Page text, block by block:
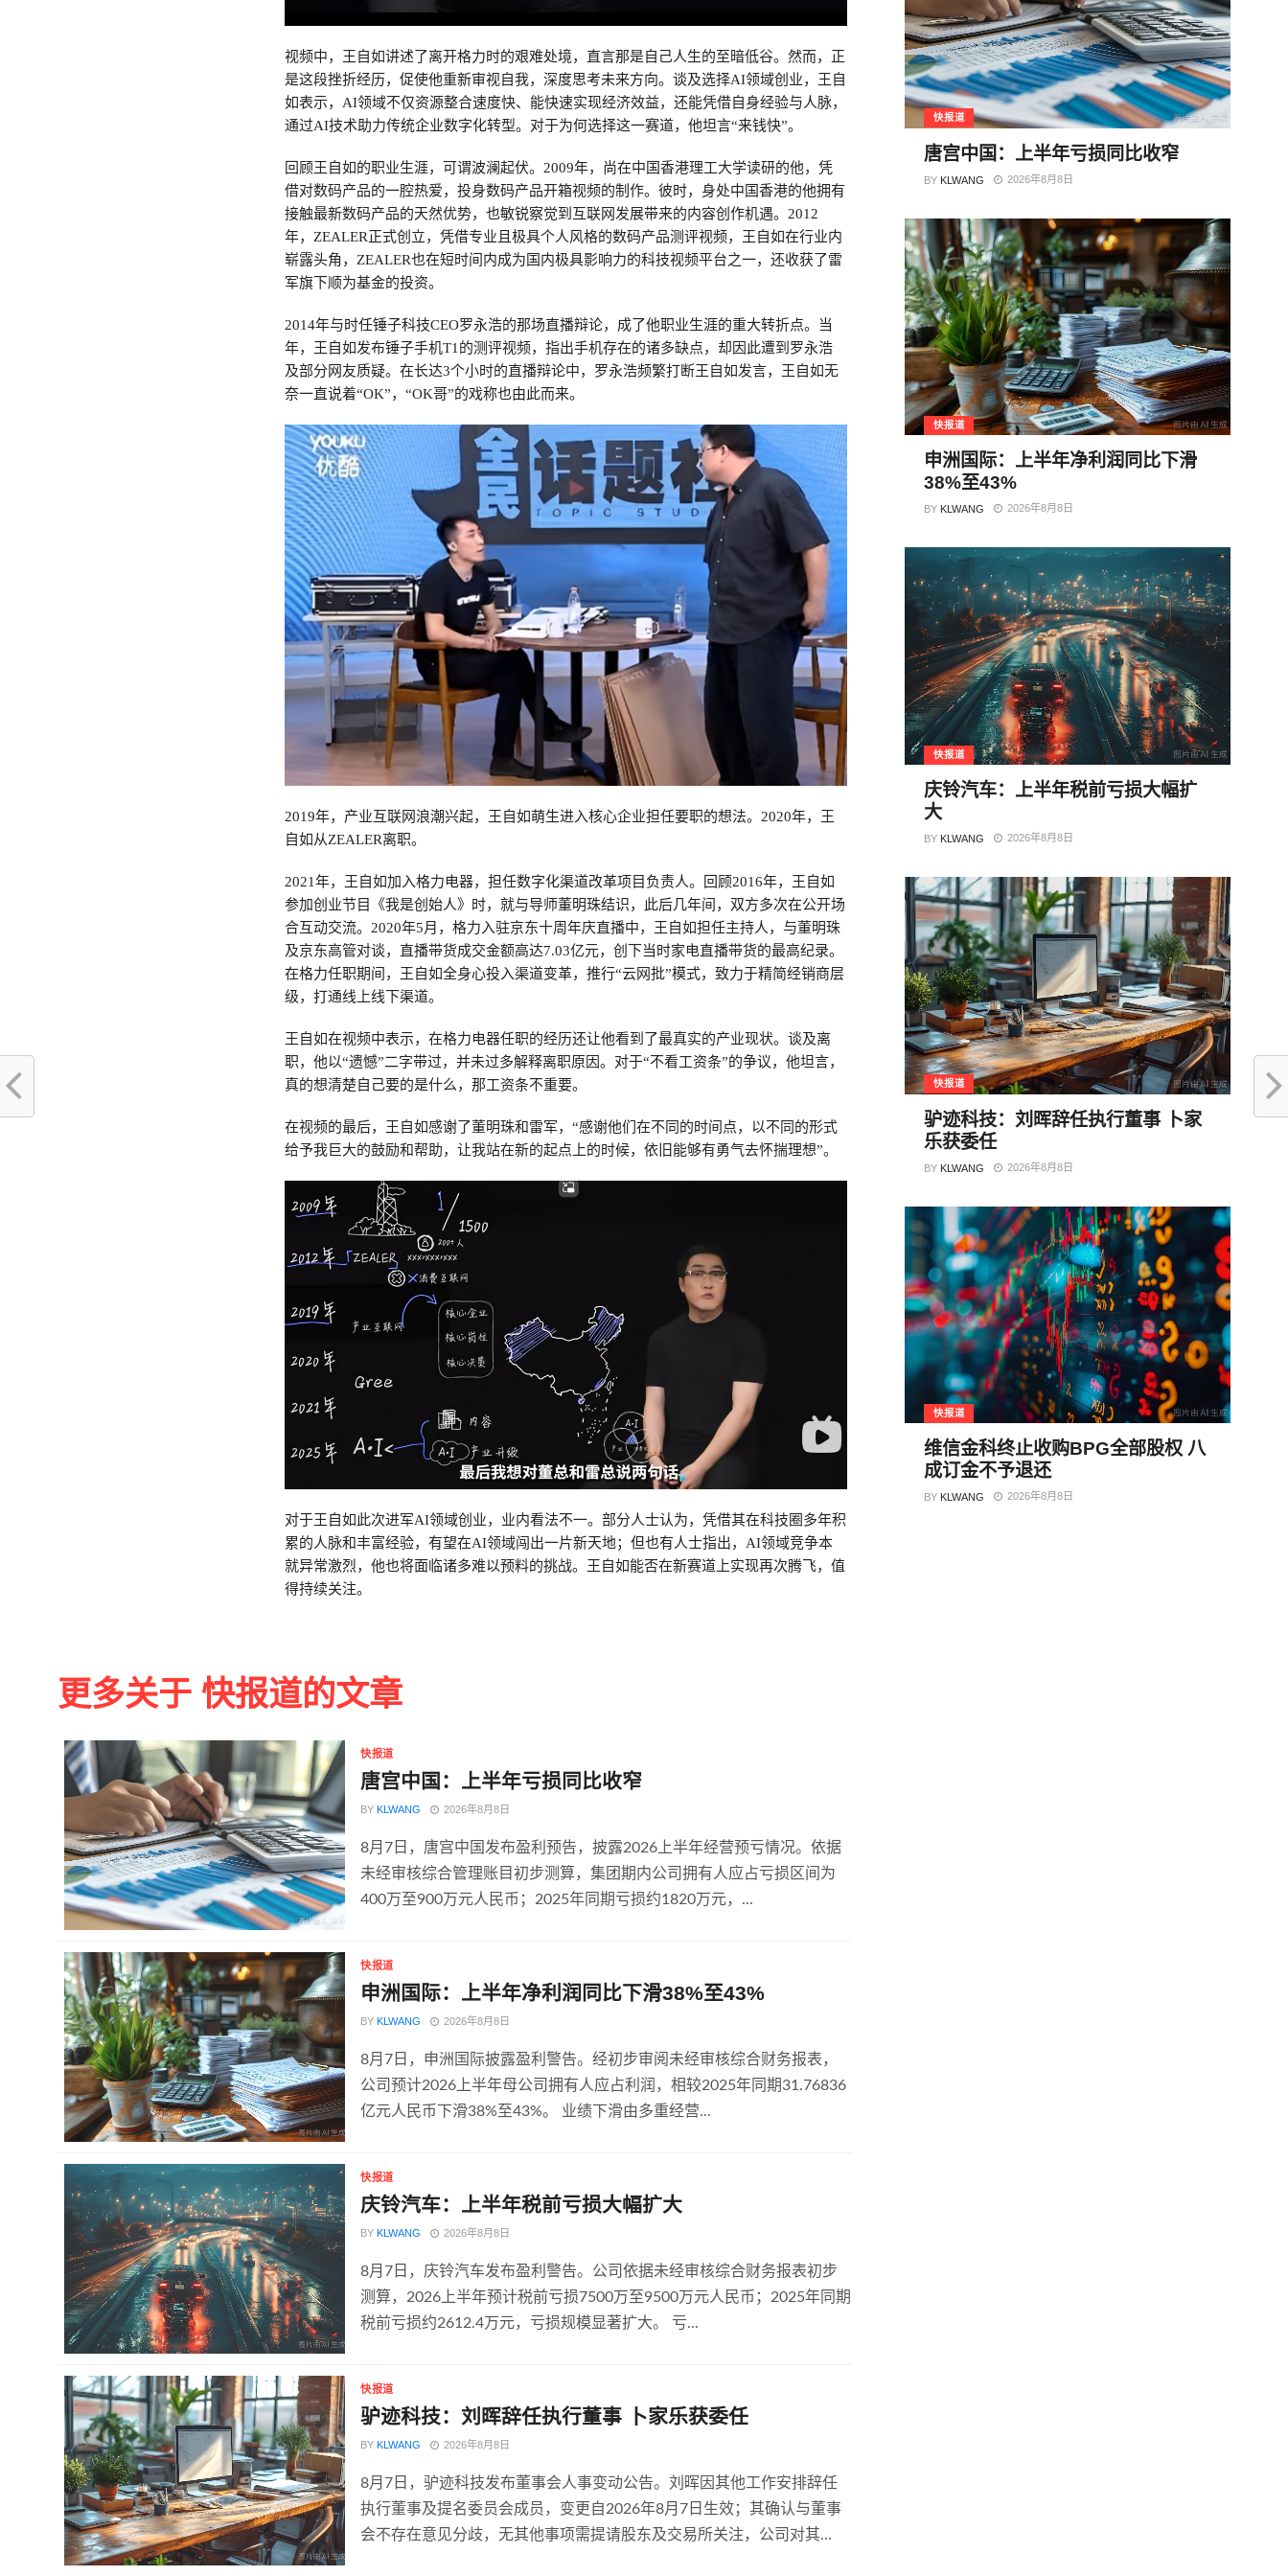
视频中，王自如讲述了离开格力时的艰难处境，直言那是自己人生的至暗低谷。然而，正
是这段挫折经历，促使他重新审视自我，深度思考未来方向。谈及选择AI领域创业，王自
如表示，AI领域不仅资源整合速度快、能快速实现经济效益，还能凭借自身经验与人脉，
通过AI技术助力传统企业数字化转型。对于为何选择这一赛道，他坦言“来钱快”。
回顾王自如的职业生涯，可谓波澜起伏。2009年，尚在中国香港理工大学读研的他，凭
借对数码产品的一腔热爱，投身数码产品开箱视频的制作。彼时，身处中国香港的他拥有
接触最新数码产品的天然优势，也敏锐察觉到互联网发展带来的内容创作机遇。2012
年，ZEALER正式创立，凭借专业且极具个人风格的数码产品测评视频，王自如在行业内
崭露头角，ZEALER也在短时间内成为国内极具影响力的科技视频平台之一，还收获了雷
军旗下顺为基金的投资。
2014年与时任锤子科技CEO罗永浩的那场直播辩论，成了他职业生涯的重大转折点。当
年，王自如发布锤子手机T1的测评视频，指出手机存在的诸多缺点，却因此遭到罗永浩
及部分网友质疑。在长达3个小时的直播辩论中，罗永浩频繁打断王自如发言，王自如无
奈一直说着“OK”，“OK哥”的戏称也由此而来。
2019年，产业互联网浪潮兴起，王自如萌生进入核心企业担任要职的想法。2020年，王
自如从ZEALER离职。
2021年，王自如加入格力电器，担任数字化渠道改革项目负责人。回顾2016年，王自如
参加创业节目《我是创始人》时，就与导师董明珠结识，此后几年间，双方多次在公开场
合互动交流。2020年5月，格力入驻京东十周年庆直播中，王自如担任主持人，与董明珠
及京东高管对谈，直播带货成交金额高达7.03亿元，创下当时家电直播带货的最高纪录。
在格力任职期间，王自如全身心投入渠道变革，推行“云网批”模式，致力于精简经销商层
级，打通线上线下渠道。
王自如在视频中表示，在格力电器任职的经历还让他看到了最真实的产业现状。谈及离
职，他以“遗憾”二字带过，并未过多解释离职原因。对于“不看工资条”的争议，他坦言，
真的想清楚自己要的是什么，那工资条不重要。
在视频的最后，王自如感谢了董明珠和雷军，“感谢他们在不同的时间点，以不同的形式
给予我巨大的鼓励和帮助，让我站在新的起点上的时候，依旧能够有勇气去怀揣理想”。
对于王自如此次进军AI领域创业，业内看法不一。部分人士认为，凭借其在科技圈多年积
累的人脉和丰富经验，有望在AI领域闯出一片新天地；但也有人士指出，AI领域竞争本
就异常激烈，他也将面临诸多难以预料的挑战。王自如能否在新赛道上实现再次腾飞，值
得持续关注。
更多关于 快报道的文章
快报道
唐宫中国：上半年亏损同比收窄
BY KLWANG 2026年8月8日
8月7日，唐宫中国发布盈利预告，披露2026上半年经营预亏情况。依据
未经审核综合管理账目初步测算，集团期内公司拥有人应占亏损区间为
400万至900万元人民币；2025年同期亏损约1820万元，...
快报道
申洲国际：上半年净利润同比下滑38%至43%
BY KLWANG 2026年8月8日
8月7日，申洲国际披露盈利警告。经初步审阅未经审核综合财务报表，
公司预计2026上半年母公司拥有人应占利润，相较2025年同期31.76836
亿元人民币下滑38%至43%。 业绩下滑由多重经营...
快报道
庆铃汽车：上半年税前亏损大幅扩大
BY KLWANG 2026年8月8日
8月7日，庆铃汽车发布盈利警告。公司依据未经审核综合财务报表初步
测算，2026上半年预计税前亏损7500万至9500万元人民币；2025年同期
税前亏损约2612.4万元，亏损规模显著扩大。 亏...
快报道
驴迹科技：刘晖辞任执行董事 卜家乐获委任
BY KLWANG 2026年8月8日
8月7日，驴迹科技发布董事会人事变动公告。刘晖因其他工作安排辞任
执行董事及提名委员会成员，变更自2026年8月7日生效；其确认与董事
会不存在意见分歧，无其他事项需提请股东及交易所关注，公司对其...
快报道
唐宫中国：上半年亏损同比收窄
BY KLWANG 2026年8月8日
快报道
申洲国际：上半年净利润同比下滑
38%至43%
BY KLWANG 2026年8月8日
快报道
庆铃汽车：上半年税前亏损大幅扩
大
BY KLWANG 2026年8月8日
快报道
驴迹科技：刘晖辞任执行董事 卜家
乐获委任
BY KLWANG 2026年8月8日
快报道
维信金科终止收购BPG全部股权 八
成订金不予退还
BY KLWANG 2026年8月8日